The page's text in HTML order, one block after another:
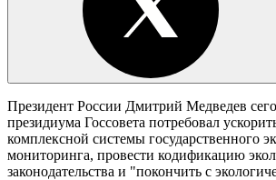
Президент России Дмитрий Медведев
президиума Госсовета потребовал
комплексной системы государственного
мониторинга, провести кодификацию
законодательства и "покончить с